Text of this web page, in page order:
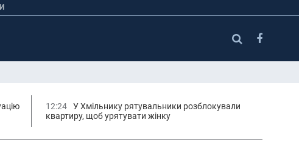
12:24
У Хмільнику рятувальники розблокували
квартиру, щоб урятувати жінку